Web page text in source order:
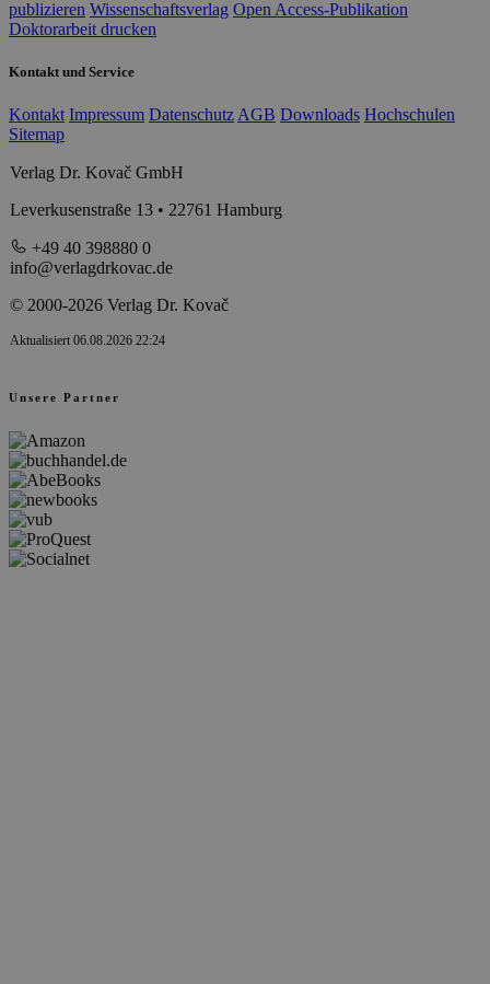
publizieren Wissenschaftsverlag Open Access-Publikation
Doktorarbeit drucken
Kontakt und Service
Kontakt Impressum Datenschutz AGB Downloads Hochschulen
Sitemap
Verlag Dr. Kovač GmbH
Leverkusenstraße 13 • 22761 Hamburg
+49 40 398880 0
info@verlagdrkovac.de
© 2000-2026 Verlag Dr. Kovač
Aktualisiert 06.08.2026 22:24
Unsere Partner